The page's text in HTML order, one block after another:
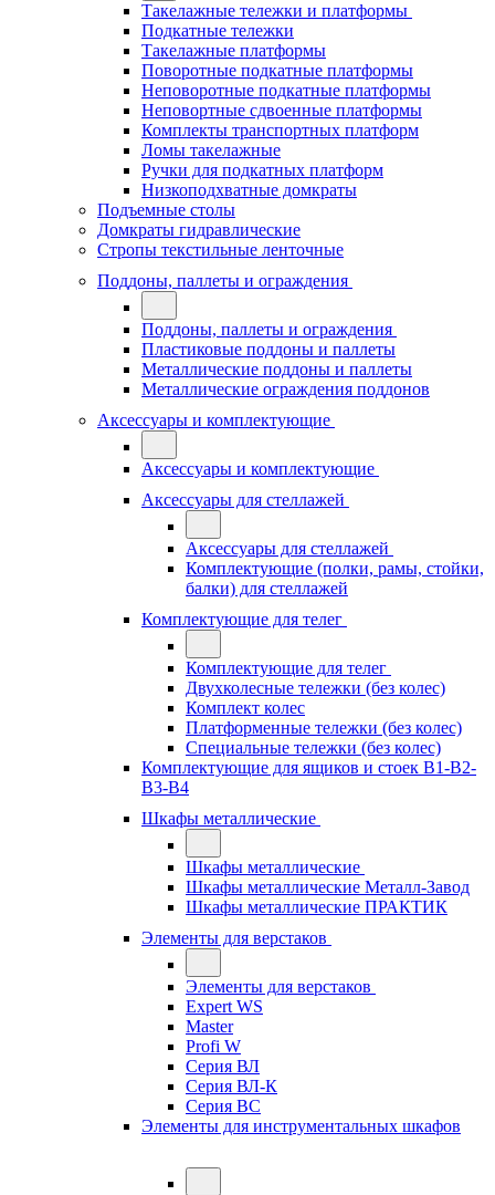
Такелажные тележки и платформы
Подкатные тележки
Такелажные платформы
Поворотные подкатные платформы
Неповоротные подкатные платформы
Неповортные сдвоенные платформы
Комплекты транспортных платформ
Ломы такелажные
Ручки для подкатных платформ
Низкоподхватные домкраты
Подъемные столы
Домкраты гидравлические
Стропы текстильные ленточные
Поддоны, паллеты и ограждения
Поддоны, паллеты и ограждения
Пластиковые поддоны и паллеты
Металлические поддоны и паллеты
Металлические ограждения поддонов
Аксессуары и комплектующие
Аксессуары и комплектующие
Аксессуары для стеллажей
Аксессуары для стеллажей
Комплектующие (полки, рамы, стойки,
балки) для стеллажей
Комплектующие для телег
Комплектующие для телег
Двухколесные тележки (без колес)
Комплект колес
Платформенные тележки (без колес)
Специальные тележки (без колес)
Комплектующие для ящиков и стоек В1-В2-
В3-В4
Шкафы металлические
Шкафы металлические
Шкафы металлические Металл-Завод
Шкафы металлические ПРАКТИК
Элементы для верстаков
Элементы для верстаков
Expert WS
Master
Profi W
Серия ВЛ
Серия ВЛ-К
Серия ВС
Элементы для инструментальных шкафов